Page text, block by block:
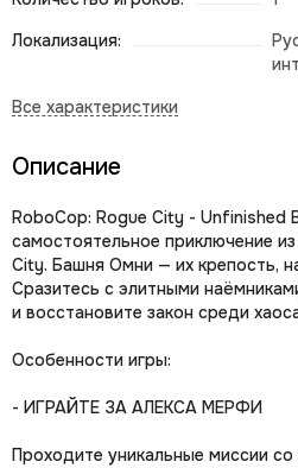
Локализация:
Описание
RoboCop: Rogue City - Unfinished
самостоятельное приключение
City. Башня Омни — их крепость,
Сразитесь с элитными
и восстановите закон среди
Особенности игры:
- ИГРАЙТЕ ЗА АЛЕКСА МЕРФИ
Проходите уникальные миссии